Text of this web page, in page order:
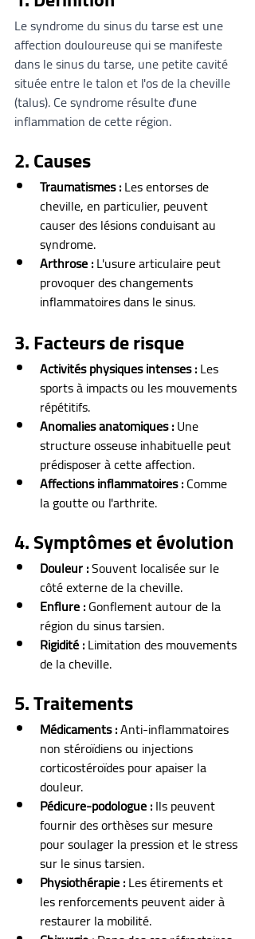
Le syndrome du sinus du tarse est une
affection douloureuse qui se manifeste
dans le sinus du tarse, une petite cavité
située entre le talon et l'os de la cheville
(talus). Ce syndrome résulte d'une
inflammation de cette région.
2. Causes
Traumatismes : Les entorses de
cheville, en particulier, peuvent
causer des lésions conduisant au
syndrome.
Arthrose : L'usure articulaire peut
provoquer des changements
inflammatoires dans le sinus.
3. Facteurs de risque
Activités physiques intenses : Les
sports à impacts ou les mouvements
répétitifs.
Anomalies anatomiques : Une
structure osseuse inhabituelle peut
prédisposer à cette affection.
Affections inflammatoires : Comme
la goutte ou l'arthrite.
4. Symptômes et évolution
Douleur : Souvent localisée sur le
côté externe de la cheville.
Enflure : Gonflement autour de la
région du sinus tarsien.
Rigidité : Limitation des mouvements
de la cheville.
5. Traitements
Médicaments : Anti-inflammatoires
non stéroïdiens ou injections
corticostéroïdes pour apaiser la
douleur.
Pédicure-podologue : Ils peuvent
fournir des orthèses sur mesure
pour soulager la pression et le stress
sur le sinus tarsien.
Physiothérapie : Les étirements et
les renforcements peuvent aider à
restaurer la mobilité.